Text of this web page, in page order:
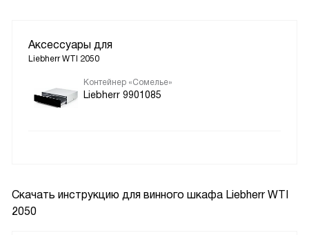
Скачать инструкцию для винного шкафа Liebherr WTI
2050
Аксессуары для
Liebherr WTI 2050
Контейнер «Сомелье»
Liebherr 9901085